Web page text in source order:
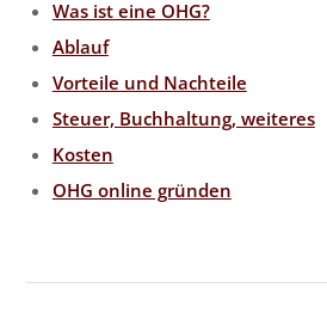
Was ist eine OHG?
Ablauf
Vorteile und Nachteile
Steuer, Buchhaltung, weiteres
Kosten
OHG online gründen